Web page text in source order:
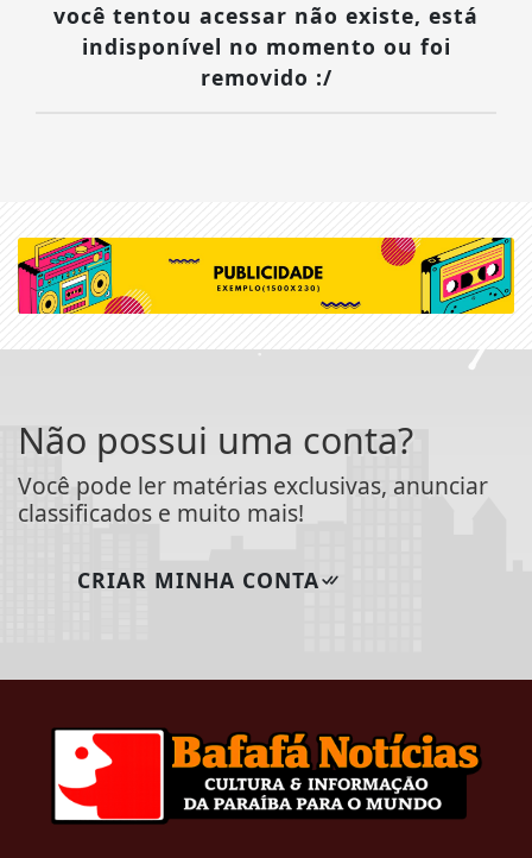
você tentou acessar não existe, está
indisponível no momento ou foi
removido :/
Não possui uma conta?
Você pode ler matérias exclusivas, anunciar
classificados e muito mais!
CRIAR MINHA CONTA